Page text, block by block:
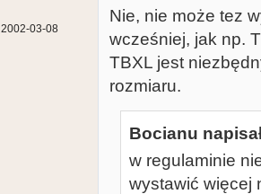
2002-03-08
Nie, nie może tez
wcześniej, jak np.
TBXL jest
rozmiaru.
Bocianu
w regulaminie
wystawić więcej